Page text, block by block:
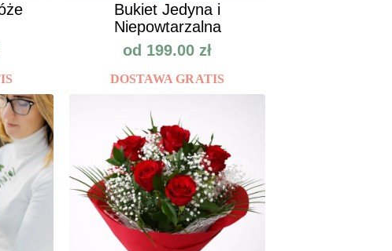
Bukiet Jedyna i
Niepowtarzalna
od 199.00 zł
DOSTAWA GRATIS